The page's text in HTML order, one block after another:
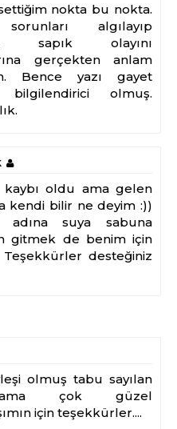
nokta bu nokta.
algılayıp
sapık olayını
gerçekten anlam
Bence yazı gayet
olmuş.
kaybı oldu ama gelen
kendi bilir ne deyim :))
adına suya sabuna
gitmek de benim için
desteğiniz
olmuş tabu sayılan
çok güzel
için teşekkürler....